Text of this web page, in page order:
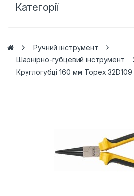
Категорії
Ручний інструмент
Шарнірно-губцевий інструмент
Круглогубці 160 мм Topex 32D109